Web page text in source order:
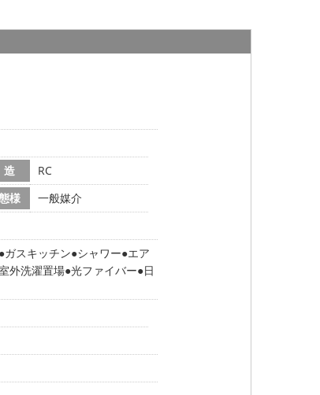
RC
様
一般媒介
ガスキッチン シャワー エア
外洗濯置場 光ファイバー 日